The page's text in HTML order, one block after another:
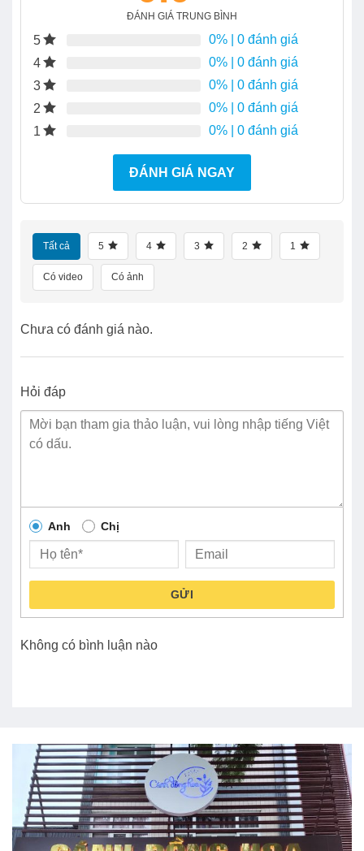
ĐÁNH GIÁ TRUNG BÌNH
5 0% | 0 đánh giá
4
0% | 0 đánh giá
3
0% | 0 đánh giá
2
0% | 0 đánh giá
1
0% | 0 đánh giá
ĐÁNH GIÁ NGAY
Tất cả 5 4 3 2 1
Có video Có ảnh
Chưa có đánh giá nào.
Hỏi đáp
Anh Chị
GỬI
Không có bình luận nào